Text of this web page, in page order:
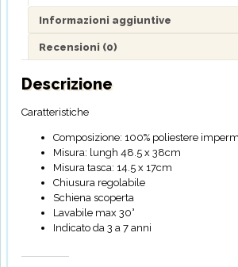
Informazioni aggiuntive
Recensioni (0)
Descrizione
Caratteristiche
Composizione: 100% poliestere
Misura: lungh 48.5 x 38cm
Misura tasca: 14.5 x 17cm
Chiusura regolabile
Schiena scoperta
Lavabile max 30°
Indicato da 3 a 7 anni